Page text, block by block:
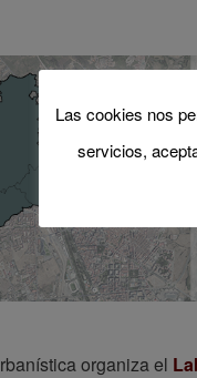
organiza el
Las cookies nos
servicios,